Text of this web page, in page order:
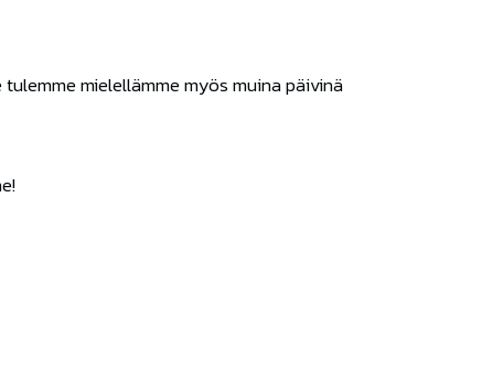
mielellämme myös muina päivinä